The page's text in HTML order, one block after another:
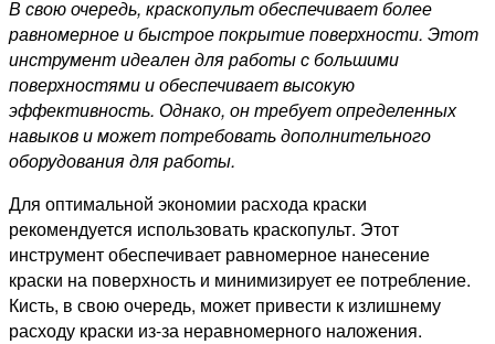
В свою очередь, краскопульт обеспечивает более
равномерное и быстрое покрытие поверхности. Этот
инструмент идеален для работы с большими
поверхностями и обеспечивает высокую
эффективность. Однако, он требует определенных
навыков и может потребовать дополнительного
оборудования для работы.
Для оптимальной экономии расхода краски
рекомендуется использовать краскопульт. Этот
инструмент обеспечивает равномерное нанесение
краски на поверхность и минимизирует ее потребление.
Кисть, в свою очередь, может привести к излишнему
расходу краски из-за неравномерного наложения.